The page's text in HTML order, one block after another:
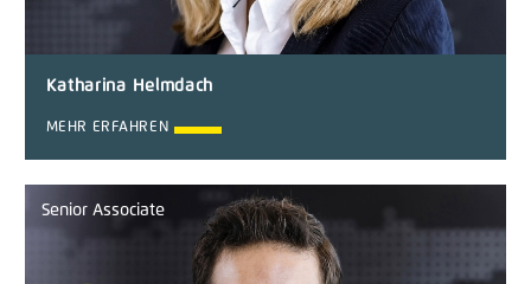
Katharina Helmdach
MEHR ERFAHREN
Senior Associate